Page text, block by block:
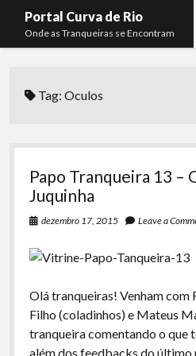
Portal Curva de Rio
Onde as Tranqueiras se Encontram
menu
Curva de Rio
Komos
La Siesta Podcast
Arquivo CDR
Papo Tranqueira
Membros
Lucas Oliveira
Kaique Xavier
Tag:Oculos
Papo Tranqueira 13 –
Juquinha
dezembro 17, 2015 Leave a
Olá tranqueiras! Venham com
Filho (coladinhos) e Mateus
tranqueira comentando o que
além dos feedbacks do